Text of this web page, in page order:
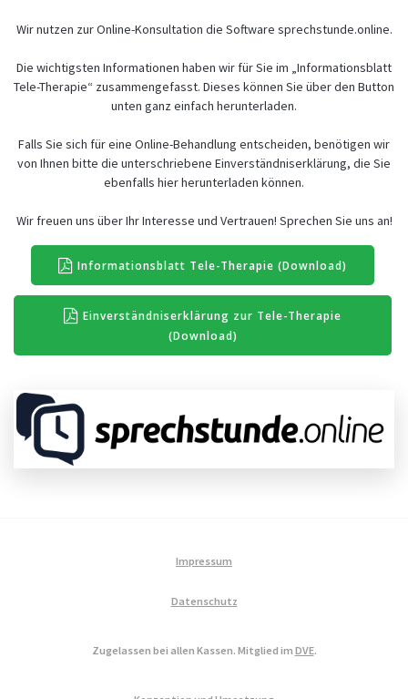
Wir nutzen zur Online-Konsultation die Software sprechstunde.online.
Die wichtigsten Informationen haben wir für Sie im „Informationsblatt
Tele-Therapie“ zusammengefasst. Dieses können Sie über den Button
unten ganz einfach herunterladen.
Falls Sie sich für eine Online-Behandlung entscheiden, benötigen wir
von Ihnen bitte die unterschriebene Einverständniserklärung, die Sie
ebenfalls hier herunterladen können.
Wir freuen uns über Ihr Interesse und Vertrauen! Sprechen Sie uns an!
Informationsblatt Tele-Therapie (Download)
Einverständniserklärung zur Tele-Therapie
(Download)
Impressum
Datenschutz
Zugelassen bei allen Kassen. Mitglied im DVE.